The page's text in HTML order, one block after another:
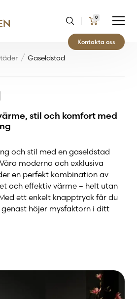
0
Kontakta oss
Gaseldstad
stil och komfort med
och stil med en gaseldstad
moderna och exklusiva
en perfekt kombination av
och effektiv värme – helt utan
ett enkelt knapptryck får du
höjer mysfaktorn i ditt
val för dig som vill ha ett
lättanvänt alternativ till den
Välj mellan flera modeller och
till fristående eldstäder – och
passar både ditt hem och din